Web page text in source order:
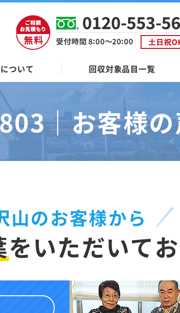
ついて 回収対象品目一覧
｜お客様
山のお客様から
をいただいて